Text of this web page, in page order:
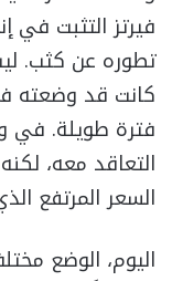
فيرتز التثبت في
تطوره عن كثب.
كانت قد وضعته
فترة طويلة. في
التعاقد معه،
السعر المرتفع
اليوم، الوضع